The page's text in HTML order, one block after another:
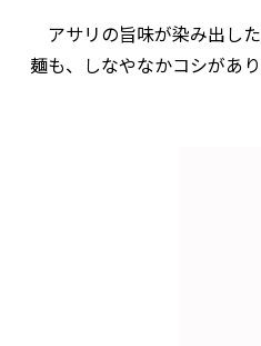
アサリの旨味が染み出し
麺も、しなやなかコシがあ